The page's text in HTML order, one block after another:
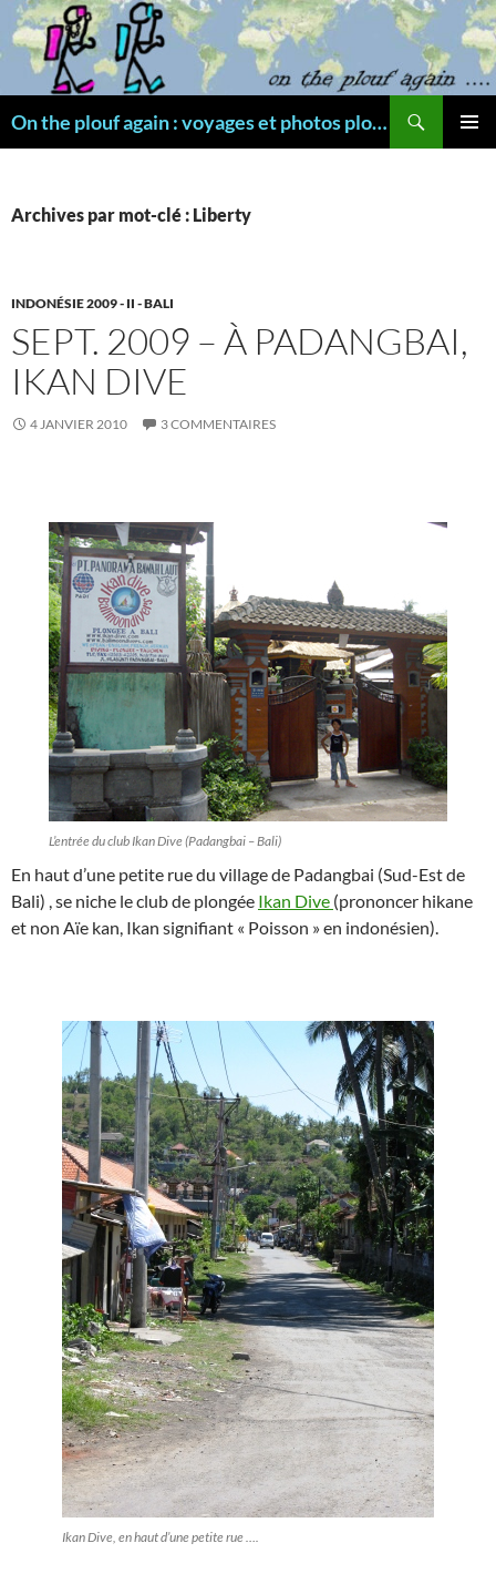
Aller
au
contenu
On the plouf again : voyages et photos plongée
Archives par mot-clé : Liberty
INDONÉSIE 2009 - II - BALI
SEPT. 2009 – À PADANGBAI,
IKAN DIVE
4 JANVIER 2010 3 COMMENTAIRES
L’entrée du club Ikan Dive (Padangbai – Bali)
En haut d’une petite rue du village de Padangbai (Sud-Est de
Bali) , se niche le club de plongée Ikan Dive (prononcer hikane
et non Aïe kan, Ikan signifiant « Poisson » en indonésien).
Ikan Dive, en haut d’une petite rue ….